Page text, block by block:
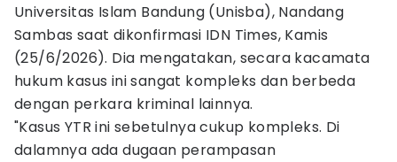
Universitas Islam Bandung (Unisba), Nandang
Sambas saat dikonfirmasi IDN Times, Kamis
(25/6/2026). Dia mengatakan, secara kacamata
hukum kasus ini sangat kompleks dan berbeda
dengan perkara kriminal lainnya.
"Kasus YTR ini sebetulnya cukup kompleks. Di
dalamnya ada dugaan perampasan